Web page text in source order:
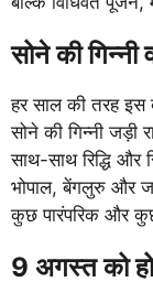
सोने की गिन्नी
हर साल की तरह इस
सोने की गिन्नी जड़ी
साथ-साथ रिद्धि और
भोपाल, बेंगलुरु और
कुछ पारंपरिक और
9 अगस्त को